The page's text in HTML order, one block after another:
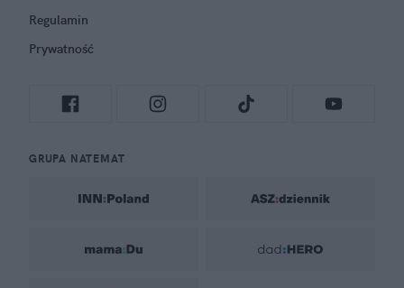
Regulamin
Prywatność
GRUPA NATEMAT